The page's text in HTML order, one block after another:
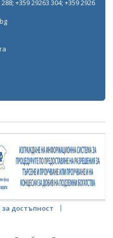
+359 29263 304; +359 2926
достъпност